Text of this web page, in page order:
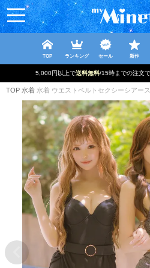
TOP ランキング セール 新作
5,000円以上で送料無料/15時までの注文で
TOP 水着 水着 ウエストベルトセクシーシアー